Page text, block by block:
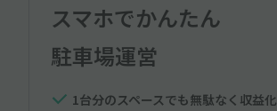
スマホでかんたん
駐車場運営
1台分のスペースでも無駄なく収益化